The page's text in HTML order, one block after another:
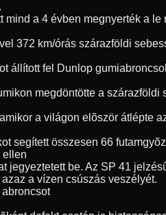
a 4 évben megnyerték a le
372 km/órás szárazföldi
állított fel Dunlop
megdöntötte a szárazföldi
a világon elõször átlépte
segített összesen 66
ellen
be. Az SP 41
a vízen csúszás veszélyét.